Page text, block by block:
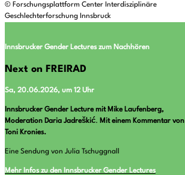
© Forschungsplattform Center Interdisziplinäre
Geschlechterforschung Innsbruck
Innsbrucker Gender Lectures zum Nachhören
Next on FREIRAD
Sa, 20.06.2026, um 12 Uhr
Innsbrucker Gender Lecture mit Mike Laufenberg,
Moderation Daria Jadreškić. Mit einem Kommentar von
Toni Kronies.
Eine Sendung von Julia Tschuggnall
Mehr Infos zu den Innsbrucker Gender Lectures